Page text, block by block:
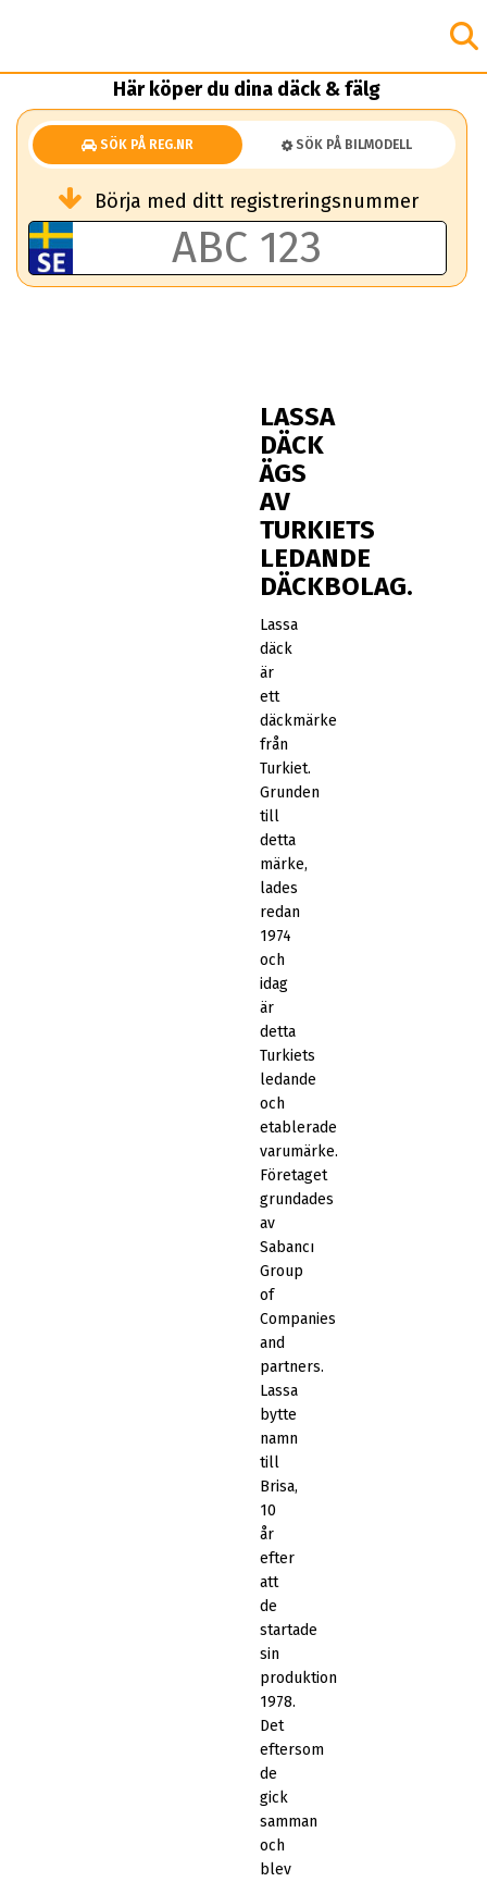
Här köper du dina däck & fälg
SÖK PÅ REG.NR SÖK PÅ BILMODELL
Börja med ditt registreringsnummer
LASSA
DÄCK
ÄGS
AV
TURKIETS
LEDANDE
DÄCKBOLAG.
Lassa
däck
är
ett
däckmärke
från
Turkiet.
Grunden
till
detta
märke,
lades
redan
1974
och
idag
är
detta
Turkiets
ledande
och
etablerade
varumärke.
Företaget
grundades
av
Sabancı
Group
of
Companies
and
partners.
Lassa
bytte
namn
till
Brisa,
10
år
efter
att
de
startade
sin
produktion
1978.
Det
eftersom
de
gick
samman
och
blev